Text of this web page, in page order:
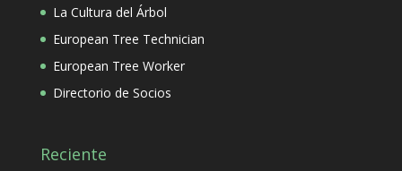
La Cultura del Árbol
European Tree Technician
European Tree Worker
Directorio de Socios
Reciente